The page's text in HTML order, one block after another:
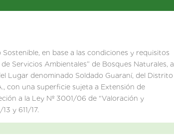
en base a las condiciones y requisitos
Servicios Ambientales” de Bosques Naturales, a
Lugar denominado Soldado Guaraní, del Distrito
con una superficie sujeta a Extensión de
a la Ley Nº 3001/06 de “Valoración y
y 611/17.